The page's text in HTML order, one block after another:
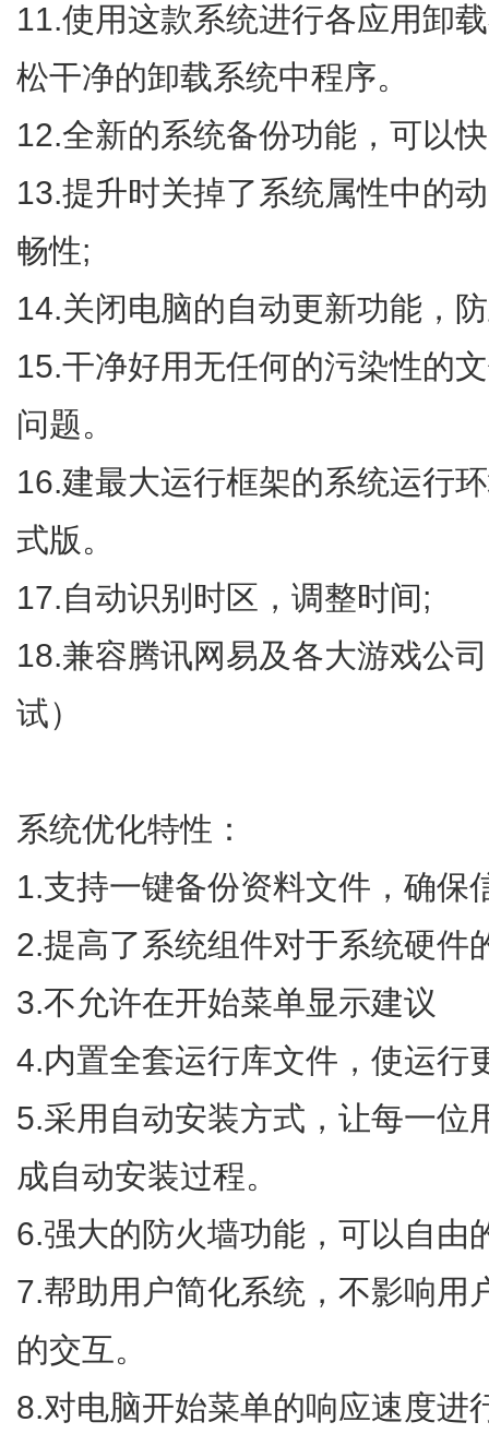
11.使用这款系统进行各应用卸
松干净的卸载系统中程序。
12.全新的系统备份功能，可以
13.提升时关掉了系统属性中的
畅性;
14.关闭电脑的自动更新功能，
15.干净好用无任何的污染性的
问题。
16.建最大运行框架的系统运行
式版。
17.自动识别时区，调整时间;
18.兼容腾讯网易及各大游戏公
试）
系统优化特性：
1.支持一键备份资料文件，确保
2.提高了系统组件对于系统硬件
3.不允许在开始菜单显示建议
4.内置全套运行库文件，使运行
5.采用自动安装方式，让每一位
成自动安装过程。
6.强大的防火墙功能，可以自由
7.帮助用户简化系统，不影响用
的交互。
8.对电脑开始菜单的响应速度进